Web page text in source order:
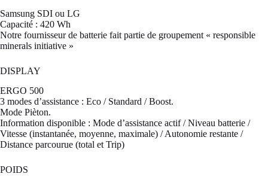
Samsung SDI ou LG
Capacité : 420 Wh
Notre fournisseur de batterie fait partie de groupement « responsible
minerals initiative »
DISPLAY
ERGO 500
3 modes d’assistance : Eco / Standard / Boost.
Mode Pièton.
Information disponible : Mode d’assistance actif / Niveau batterie /
Vitesse (instantanée, moyenne, maximale) / Autonomie restante /
Distance parcourue (total et Trip)
POIDS